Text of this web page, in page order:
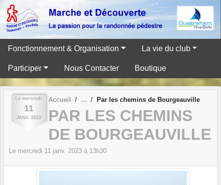
Fonctionnement & Organisation La vie du club
Participer Nous Contacter Boutique
Le mercredi
11
JANV. 2023
Accueil Par les chemins de Bourgeauville
PAR LES CHEMINS
DE BOURGEAUVILLE
Le mercredi 11 janv. 2023 à 13h30
Panneau de gestion des cookies